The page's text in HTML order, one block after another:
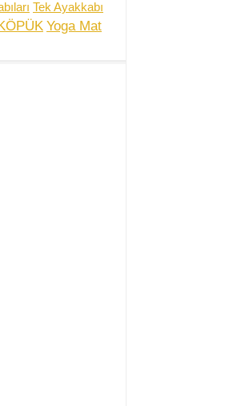
Tek Ayakkabı
Yoga Mat